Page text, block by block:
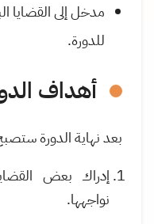
مدخل إلى القضايا
للدورة.
أهداف
بعد نهاية الدورة
إدراك بعض القضايا
نواجهها.